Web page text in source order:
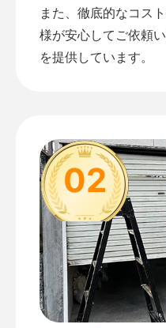
また、徹底的なコス
様が安心してご依頼
を提供しています。
02